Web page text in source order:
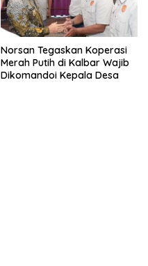
Norsan Tegaskan Koperasi
Merah Putih di Kalbar Wajib
Dikomandoi Kepala Desa